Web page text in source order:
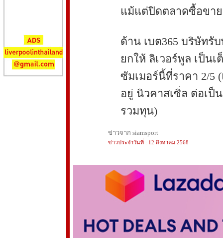
แม้แต่ปิดตลาดซื้อขา
ด้าน เบต365 บริษัทรั
ยกให้ ลิเวอร์พูล เป็น
ซัมเมอร์นี้ที่ราคา 2/5
อยู่ นิวคาสเซิ่ล ต่อเป็
รวมทุน)
ข่าวจาก siamsport
ข่าวประจำวันที่ : 12 สิงหาคม 2568